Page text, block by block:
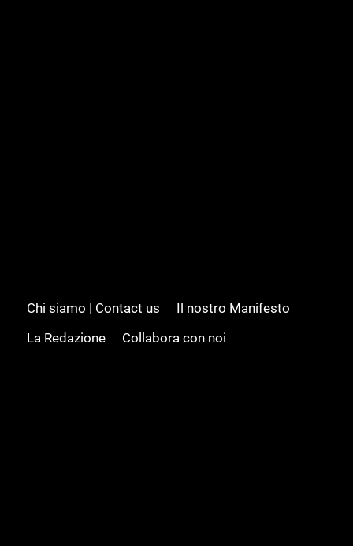
Chi siamo | Contact us
Il nostro Manifesto
La Redazione
Collabora con noi